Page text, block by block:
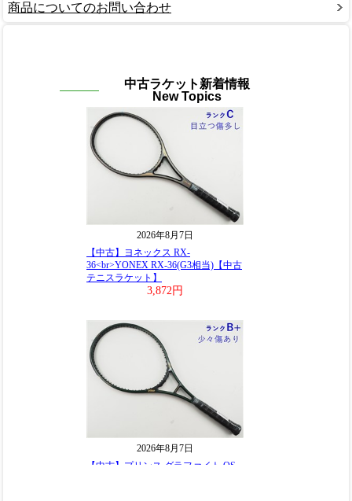
商品についてのお問い合わせ
中古ラケット新着情報
New Topics